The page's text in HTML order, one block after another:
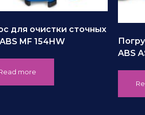
для очистки сточных
MF 154HW
more
ABS